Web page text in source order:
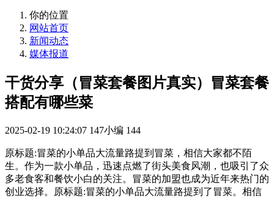
你的位置
网站首页
新闻动态
媒体报道
干货分享（冒菜套餐图片真实）冒菜套餐
搭配有哪些菜
2025-02-19 10:24:07 147小编 144
原标题:冒菜的小单品大流量路提到冒菜，相信大家都不陌
生。作为一款小单品，迅速点燃了街头美食风潮，也吸引了众
多老食客和餐饮小白的关注。冒菜的加盟也成为近年来热门的
创业选择。原标题:冒菜的小单品大流量路提到了冒菜。相信